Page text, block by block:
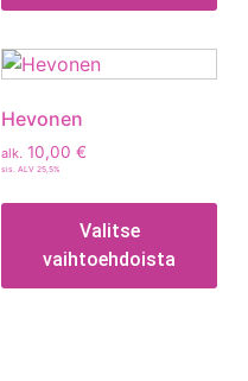
Hevonen
alk. 10,00 €
sis. ALV 25,5%
Valitse
vaihtoehdoista